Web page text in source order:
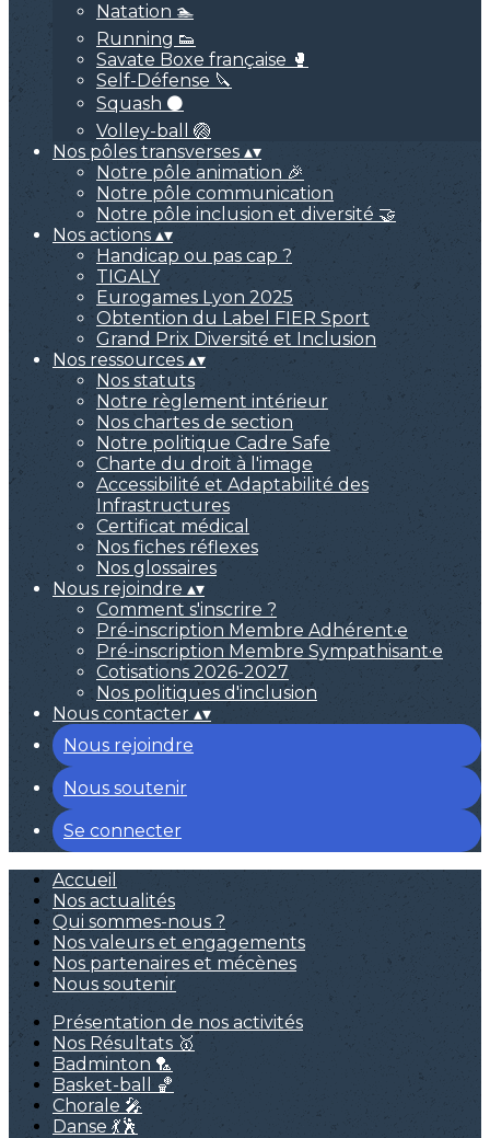
Natation 🏊
Running 👟
Savate Boxe française 🥊
Self-Défense 🔪
Squash ⚫
Volley-ball 🏐
Nos pôles transverses ▴▾
Notre pôle animation 🎉
Notre pôle communication
Notre pôle inclusion et diversité 🤝
Nos actions ▴▾
Handicap ou pas cap ?
TIGALY
Eurogames Lyon 2025
Obtention du Label FIER Sport
Grand Prix Diversité et Inclusion
Nos ressources ▴▾
Nos statuts
Notre règlement intérieur
Nos chartes de section
Notre politique Cadre Safe
Charte du droit à l'image
Accessibilité et Adaptabilité des
Infrastructures
Certificat médical
Nos fiches réflexes
Nos glossaires
Nous rejoindre ▴▾
Comment s'inscrire ?
Pré-inscription Membre Adhérent·e
Pré-inscription Membre Sympathisant·e
Cotisations 2026-2027
Nos politiques d'inclusion
Nous contacter ▴▾
Nous rejoindre
Nous soutenir
Se connecter
Accueil
Nos actualités
Qui sommes-nous ?
Nos valeurs et engagements
Nos partenaires et mécènes
Nous soutenir
Présentation de nos activités
Nos Résultats 🥇
Badminton 🏸
Basket-ball 🏀
Chorale 🎤
Danse 💃🕺